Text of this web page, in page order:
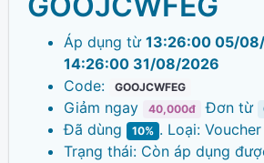
Áp dụng từ 13:26:00 05/
14:26:00 31/08/2026
Code:
GOOJCWFEG
Giảm ngay 40,000đ Đơn từ
Đã dùng 10% . Loại:
Trạng thái: Còn áp dụng